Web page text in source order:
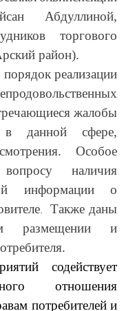
Абдуллиной,
торгового
район).
реализации
жалобы
данной сфере,
Особое
наличия
информации о
Также даны
размещении и
содействует
отношения
потребителей и